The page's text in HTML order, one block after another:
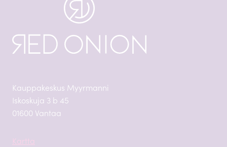
Kauppakeskus Myyrmanni
Iskoskuja 3 b 45
01600 Vantaa
Kartta